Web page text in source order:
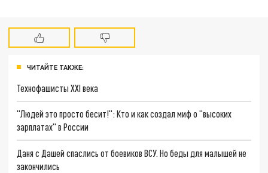
ЧИТАЙТЕ ТАКЖЕ:
Технофашисты XXI века
"Людей это просто бесит!": Кто и как создал миф о "высоких
зарплатах" в России
Даня с Дашей спаслись от боевиков ВСУ. Но беды для малышей не
закончились